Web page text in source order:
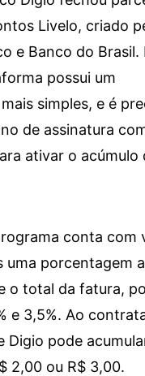
Livelo, criado
e Banco do Brasil.
possui um
simples, e é
de assinatura
ativar o acúmulo
conta com
uma porcentagem
o total da fatura,
e 3,5%. Ao
Digio pode
2,00 ou R$ 3,00.